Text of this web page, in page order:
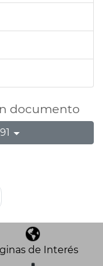
documento
de Interés